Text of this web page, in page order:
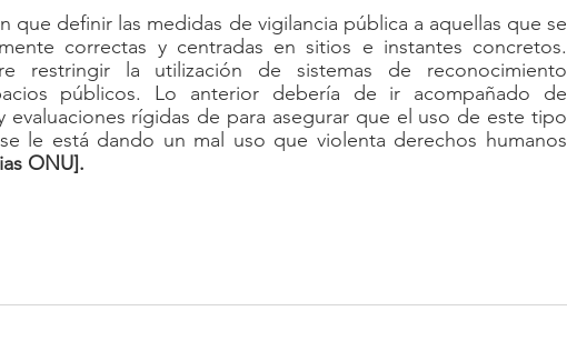
que definir las medidas de vigilancia pública a aquellas que se
correctas y centradas en sitios e instantes concretos.
restringir la utilización de sistemas de reconocimiento
públicos. Lo anterior debería de ir acompañado de
evaluaciones rígidas de para asegurar que el uso de este tipo
ONU].